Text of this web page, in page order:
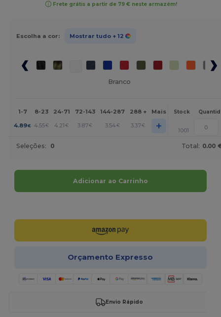
Frete grátis a partir de 79 € neste armazém!
Escolha a cor: Mostrar tudo + 12
Branco
1-7 8-23 24-71 72-143 144-287 288 + Mais Stock
4.89€ 4.55€ 4.21 € 3.87€ 3.54€ 3.37€ + 1001
Seleções: 0 Total: 0.00
Adicionar ao Carrinho
Orçamento Expresso
Envio Rápido